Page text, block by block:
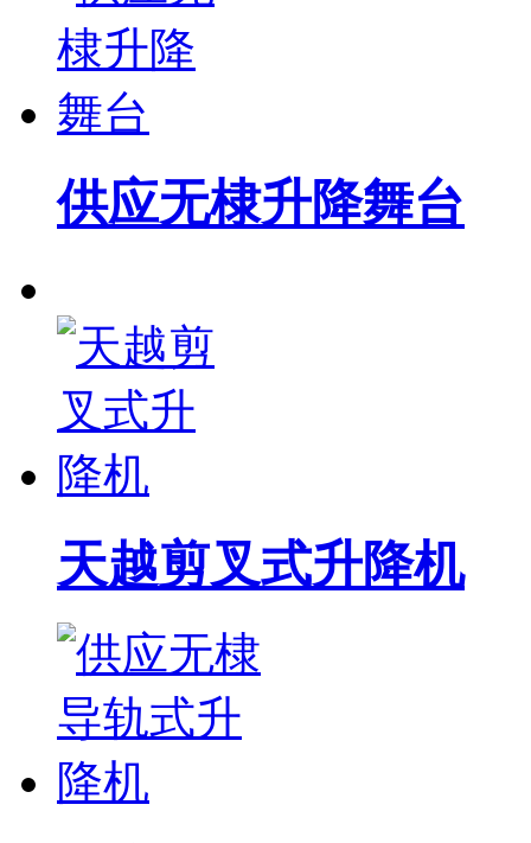
供应无棣升降舞台
天越剪叉式升降机